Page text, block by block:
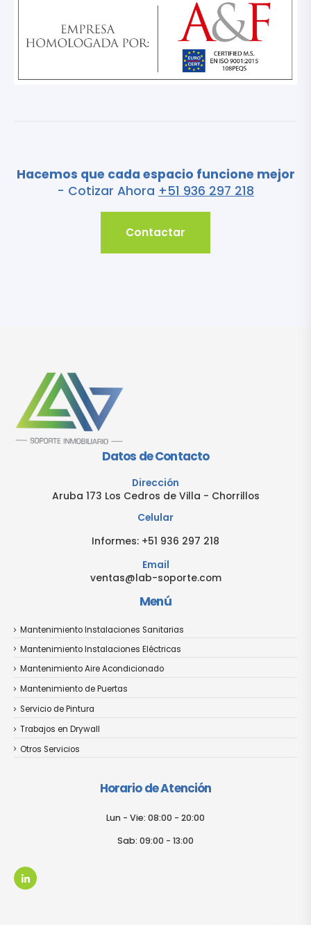
Hacemos que cada espacio funcione mejor
- Cotizar Ahora +51 936 297 218
Contactar
Datos de Contacto
Dirección
Aruba 173 Los Cedros de Villa - Chorrillos
Celular
Informes: +51 936 297 218
Email
ventas@lab-soporte.com
Menú
Mantenimiento Instalaciones Sanitarias
Mantenimiento Instalaciones Eléctricas
Mantenimiento Aire Acondicionado
Mantenimiento de Puertas
Servicio de Pintura
Trabajos en Drywall
Otros Servicios
Horario de Atención
Lun - Vie: 08:00 - 20:00
Sab: 09:00 - 13:00